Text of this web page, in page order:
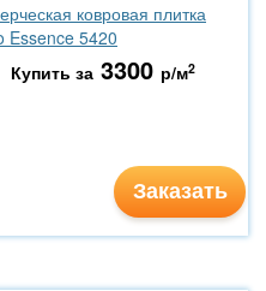
ковровая плитка
Essence 5420
Купить за 3300 р/м2
Заказать